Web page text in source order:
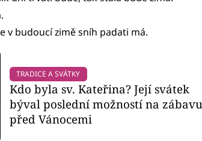
v budoucí zimě sníh padati má.
TRADICE A SVÁTKY
Kdo byla sv. Kateřina? Její svátek
býval poslední možností na zábavu
před Vánocemi